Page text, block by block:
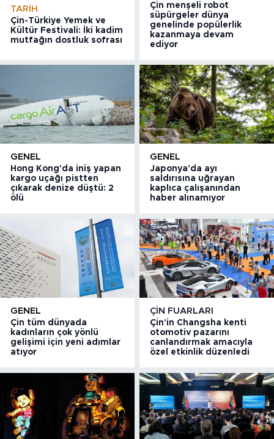
TARIH
Çin-Türkiye Yemek ve
Kültür Festivali: İki kadim
mutfağın dostluk sofrası
Çin menşeli robot
süpürgeler dünya
genelinde popülerlik
kazanmaya devam
ediyor
GENEL
Hong Kong'da iniş yapan
kargo uçağı pistten
çıkarak denize düştü: 2
ölü
GENEL
Japonya'da ayı
saldırısına uğrayan
kaplıca çalışanından
haber alınamıyor
GENEL
Çin tüm dünyada
kadınların çok yönlü
gelişimi için yeni adımlar
atıyor
ÇIN FUARLARI
Çin'in Changsha kenti
otomotiv pazarını
canlandırmak amacıyla
özel etkinlik düzenledi